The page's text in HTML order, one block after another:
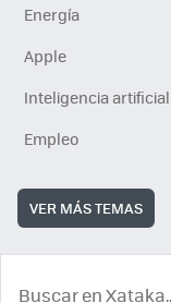
Energía
Apple
Inteligencia artificial
Empleo
VER MÁS TEMAS